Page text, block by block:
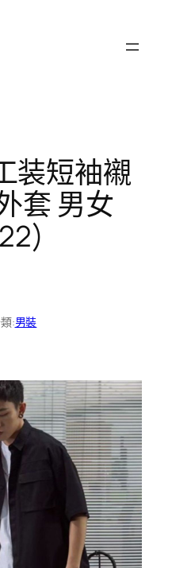
装短袖襯
套 男女
:男裝